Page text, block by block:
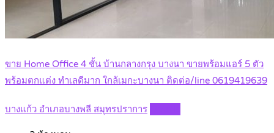
ขาย Home Office 4 ชั้น บ้านกลางกรุง บางนา ขายพร้อมแอร์ 5 ตัว
พร้อมตกแต่ง ทำเลดีมาก ใกล้เมกะบางนา ติดต่อ/line 0619419639
บางแก้ว อำเภอบางพลี สมุทรปราการ